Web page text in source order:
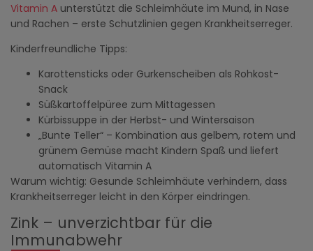
Vitamin A unterstützt die Schleimhäute im Mund, in Nase
und Rachen – erste Schutzlinien gegen Krankheitserreger.
Kinderfreundliche Tipps:
Karottensticks oder Gurkenscheiben als Rohkost-
Snack
Süßkartoffelpüree zum Mittagessen
Kürbissuppe in der Herbst- und Wintersaison
„Bunte Teller“ – Kombination aus gelbem, rotem und
grünem Gemüse macht Kindern Spaß und liefert
automatisch Vitamin A
Warum wichtig: Gesunde Schleimhäute verhindern, dass
Krankheitserreger leicht in den Körper eindringen.
Zink – unverzichtbar für die
Immunabwehr